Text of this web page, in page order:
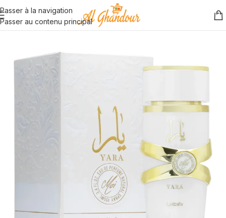
Passer à la navigation
Passer au contenu principal